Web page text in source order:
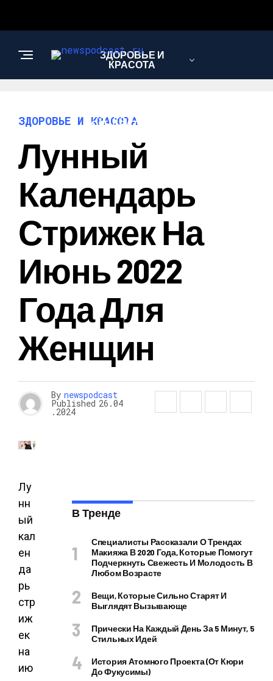
ЗДОРОВЬЕ И
КРАСОТА
ИНТЕРЕСНОЕ И
ПОЗНАВАТЕЛЬНОЕ
ЗДОРОВЬЕ И КРАСОТА
Лунный
Календарь
Стрижек На
Июнь 2022
Года Для
Женщин
By newspodcast
Published 26.04
.2024
Лу
нн
ый
кал
ен
да
рь
стр
иж
ек
на
ию
В Тренде
Специалисты Рассказали О Трендах
Макияжа В 2020 Года, Которые Помогут
Подчеркнуть Свежесть И Молодость В
Любом Возрасте
Вещи, Которые Сильно Старят И
Выглядят Вызывающе
Прически На Каждый День За 5 Минут, 5
Стильных Идей
История Атомного Проекта (от Кюри
До Фукусимы)